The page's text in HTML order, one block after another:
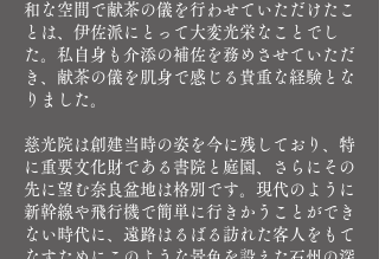
和な空間で献茶の儀を行わせていただけたこ
とは、伊佐派にとって大変光栄なことでし
た。私自身も介添の補佐を務めさせていただ
き、献茶の儀を肌身で感じる貴重な経験とな
りました。
慈光院は創建当時の姿を今に残しており、特
に重要文化財である書院と庭園、さらにその
先に望む奈良盆地は格別です。現代のように
新幹線や飛行機で簡単に行きかうことができ
ない時代に、遠路はるばる訪れた客人をもて